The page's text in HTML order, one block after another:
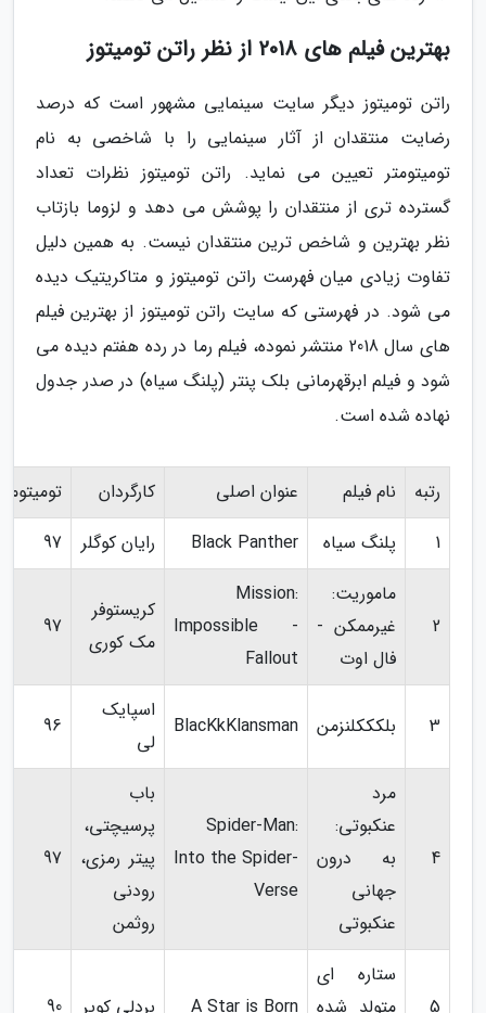
بهترین فیلم های 2018 از نظر راتن تومیتوز
راتن تومیتوز دیگر سایت سینمایی مشهور است که درصد
رضایت منتقدان از آثار سینمایی را با شاخصی به نام
تومیتومتر تعیین می نماید. راتن تومیتوز نظرات تعداد
گسترده تری از منتقدان را پوشش می دهد و لزوما بازتاب
نظر بهترین و شاخص ترین منتقدان نیست. به همین دلیل
تفاوت زیادی میان فهرست راتن تومیتوز و متاکریتیک دیده
می شود. در فهرستی که سایت راتن تومیتوز از بهترین فیلم
های سال 2018 منتشر نموده، فیلم رما در رده هفتم دیده می
شود و فیلم ابرقهرمانی بلک پنتر (پلنگ سیاه) در صدر جدول
نهاده شده است.
رتبه نام فیلم عنوان اصلی کارگردان
1
پلنگ سیاه Black Panther رایان کوگلر 97
2
ماموریت:
غیرممکن -
فال اوت
Mission:
Impossible -
Fallout
کریستوفر
مک کوری
97
3 بلکککلنزمن BlacKkKlansman
اسپایک
لی
96
4
مرد
عنکبوتی:
به درون
جهانی
عنکبوتی
Spider-Man:
Into the Spider-
Verse
باب
پرسیچتی،
پیتر رمزی،
رودنی
روثمن
97
5
ستاره ای
متولد شده
A Star is Born بردلی کوپر 90